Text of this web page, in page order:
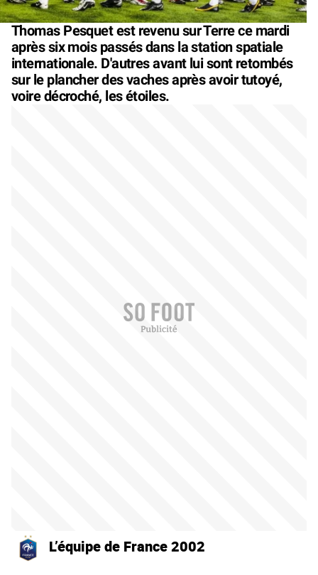
Thomas Pesquet est revenu sur Terre ce mardi
après six mois passés dans la station spatiale
internationale. D'autres avant lui sont retombés
sur le plancher des vaches après avoir tutoyé,
voire décroché, les étoiles.
L’équipe de France 2002